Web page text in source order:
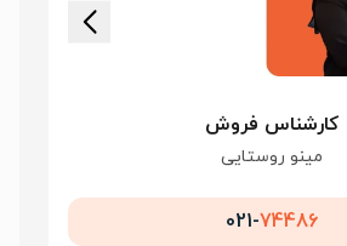
کارشناس فروش
مینو روستایی
021-74486